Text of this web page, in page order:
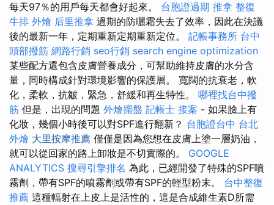
每天97％的用戶每天都會好起來。 台胞證過期 推拿 整復
牛排 外燴 后里推拿 過期的防曬霜失去了效率，因此在決議
後的最新一年，定期重新定期重新定位。 記帳事務所 台中
頭部撥筋 網路行銷 seo行銷 search engine optimization
某些配方還包含皮膚營養成分，可幫助維持皮膚的水分含
量，同時構成針對環境影響的保護層。 寬闊的抗衰老，軟
化，柔軟，抗皺，緊急，舒緩和再生特性。 哪裡找台中撥
筋 但是，出現的問題 外燴擺盤 記帳士 接案 - 如果臉上有
化妝，幾個小時後可以對SPF進行翻新？ 台胞證台中 台北
外燴 大里按摩推薦 僅僅是因為您想在皮膚上塗一層奶油，
就可以從回家的路上卸妝是不切實際的。 GOOGLE
ANALYTICS 搜尋引擎排名 為此，已經開發了特殊的SPF噴
霧劑，帶有SPF的噴霧劑或帶有SPF的輕型粉末。 台中整復
推薦 這種輻射在上皮上是活性的，這是合成維生素D所需